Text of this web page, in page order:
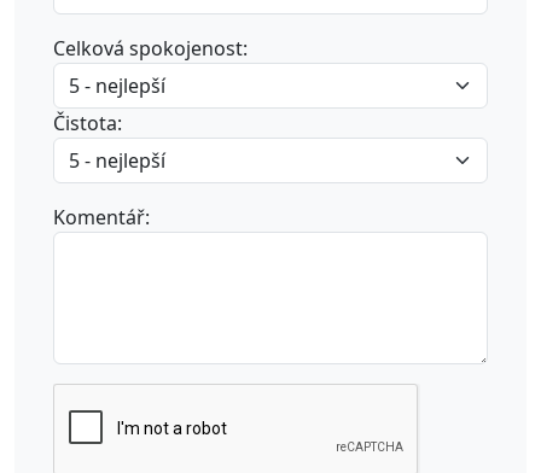
Celková spokojenost:
Čistota:
Komentář: